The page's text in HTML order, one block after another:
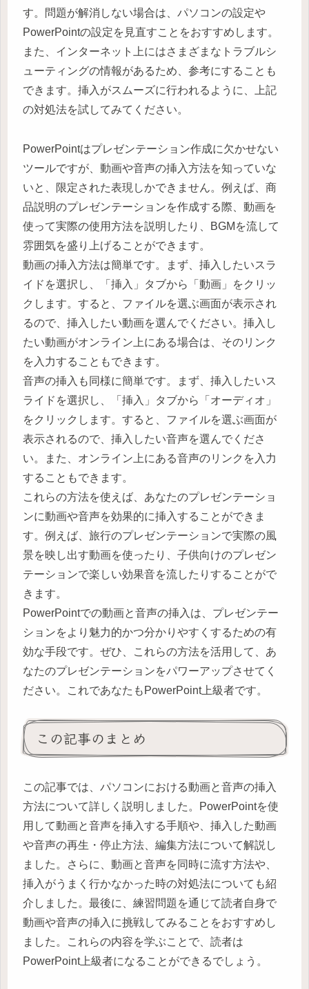
す。問題が解消しない場合は、パソコンの設定や
PowerPointの設定を見直すことをおすすめします。
また、インターネット上にはさまざまなトラブルシ
ューティングの情報があるため、参考にすることも
できます。挿入がスムーズに行われるように、上記
の対処法を試してみてください。
PowerPointはプレゼンテーション作成に欠かせない
ツールですが、動画や音声の挿入方法を知っていな
いと、限定された表現しかできません。例えば、商
品説明のプレゼンテーションを作成する際、動画を
使って実際の使用方法を説明したり、BGMを流して
雰囲気を盛り上げることができます。
動画の挿入方法は簡単です。まず、挿入したいスラ
イドを選択し、「挿入」タブから「動画」をクリッ
クします。すると、ファイルを選ぶ画面が表示され
るので、挿入したい動画を選んでください。挿入し
たい動画がオンライン上にある場合は、そのリンク
を入力することもできます。
音声の挿入も同様に簡単です。まず、挿入したいス
ライドを選択し、「挿入」タブから「オーディオ」
をクリックします。すると、ファイルを選ぶ画面が
表示されるので、挿入したい音声を選んでくださ
い。また、オンライン上にある音声のリンクを入力
することもできます。
これらの方法を使えば、あなたのプレゼンテーショ
ンに動画や音声を効果的に挿入することができま
す。例えば、旅行のプレゼンテーションで実際の風
景を映し出す動画を使ったり、子供向けのプレゼン
テーションで楽しい効果音を流したりすることがで
きます。
PowerPointでの動画と音声の挿入は、プレゼンテー
ションをより魅力的かつ分かりやすくするための有
効な手段です。ぜひ、これらの方法を活用して、あ
なたのプレゼンテーションをパワーアップさせてく
ださい。これであなたもPowerPoint上級者です。
この記事のまとめ
この記事では、パソコンにおける動画と音声の挿入
方法について詳しく説明しました。PowerPointを使
用して動画と音声を挿入する手順や、挿入した動画
や音声の再生・停止方法、編集方法について解説し
ました。さらに、動画と音声を同時に流す方法や、
挿入がうまく行かなかった時の対処法についても紹
介しました。最後に、練習問題を通じて読者自身で
動画や音声の挿入に挑戦してみることをおすすめし
ました。これらの内容を学ぶことで、読者は
PowerPoint上級者になることができるでしょう。